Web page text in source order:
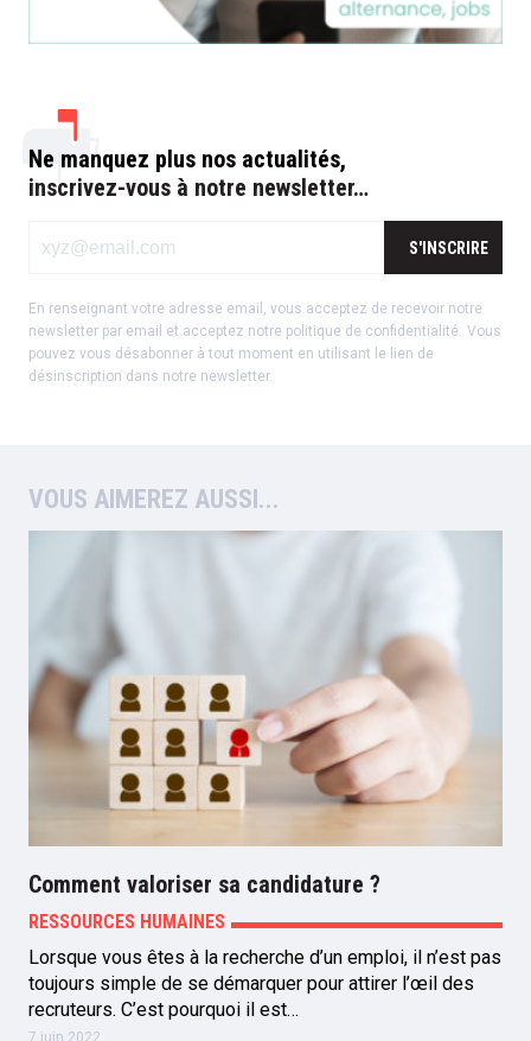
Ne manquez plus nos actualités,
inscrivez-vous à notre newsletter…
S'INSCRIRE
En renseignant votre adresse email, vous acceptez de recevoir notre
newsletter par email et acceptez notre politique de confidentialité Vous
pouvez vous désabonner à tout moment en utilisant le lien de
désinscription dans notre newsletter.
VOUS AIMEREZ AUSSI
Comment valoriser sa candidature ?
RESSOURCES HUMAINES
Lorsque vous êtes à la recherche d’un emploi, il n’est pas
toujours simple de se démarquer pour attirer l’œil des
recruteurs. C’est pourquoi il est…